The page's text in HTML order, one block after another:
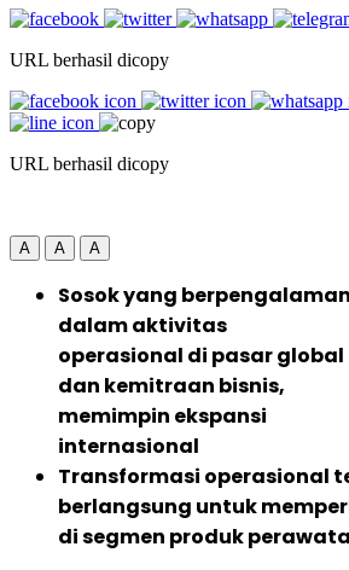
URL berhasil dicopy
URL berhasil dicopy
A A A
Sosok yang berpengalaman
dalam aktivitas
operasional di pasar global
dan kemitraan bisnis,
memimpin ekspansi
internasional
Transformasi operasional
berlangsung untuk
di segmen produk